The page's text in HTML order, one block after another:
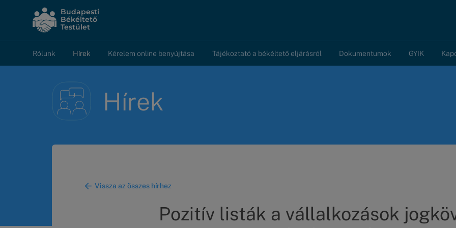
tartalomra
Budapesti
Békéltető
Testület
Fő
navigáció
Rólunk Hírek Kérelem online benyújtása Tájékoztató a békéltető eljárásról Dokumentumok GYIK
Hírek
Vissza az összes hírhez
Pozitív listák a vállalkozások